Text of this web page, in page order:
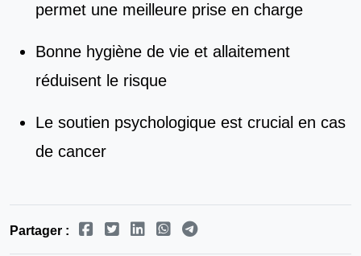
permet une meilleure prise en charge
Bonne hygiène de vie et allaitement
réduisent le risque
Le soutien psychologique est crucial en cas
de cancer
Partager :